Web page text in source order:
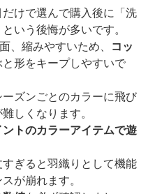
だけで選んで購入後に「洗
いう後悔が多いです。
、縮みやすいため、 コッ
形をキープしやすいで
ーズンごとのカラーに飛び
しくなります。
トのカラーアイテムで遊
すぎると羽織りとして機能
が崩れます。